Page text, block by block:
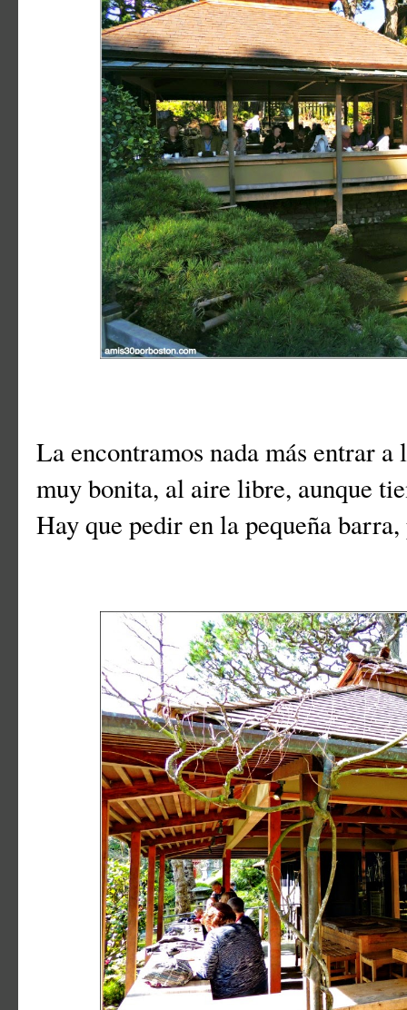
La encontramos nada más entrar a
muy bonita, al aire libre, aunque
Hay que pedir en la pequeña